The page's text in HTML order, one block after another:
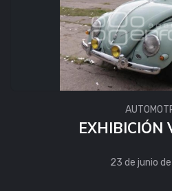
EXHIBICIÓN
23 de junio